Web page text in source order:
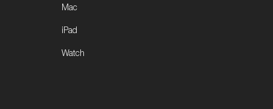
Mac
iPad
Watch